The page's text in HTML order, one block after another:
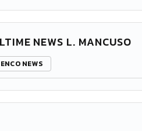
NEWS L. MANCUSO
NEWS